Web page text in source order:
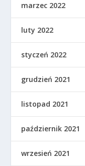
marzec 2022
luty 2022
styczeń 2022
grudzień 2021
listopad 2021
październik 2021
wrzesień 2021